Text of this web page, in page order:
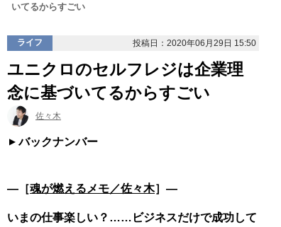
いてるからすごい
ライフ 投稿日：2020年06月29日 15:50
ユニクロのセルフレジは企業理
念に基づいてるからすごい
佐々木
バックナンバー
―［魂が燃えるメモ／佐々木］―
いまの仕事楽しい？……ビジネスだけで成功して